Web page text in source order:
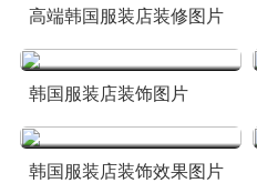
高端韩国服装店装修图片
韩国服装店装饰图片
韩国服装店装饰效果图片